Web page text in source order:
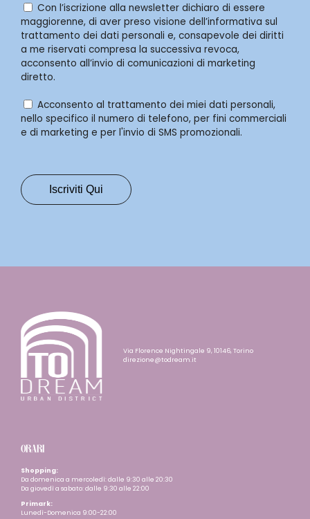
Con l’iscrizione alla newsletter dichiaro di essere
maggiorenne, di aver preso visione dell’informativa sul
trattamento dei dati personali e, consapevole dei diritti
a me riservati compresa la successiva revoca,
acconsento all’invio di comunicazioni di marketing
diretto.
Acconsento al trattamento dei miei dati personali,
nello specifico il numero di telefono, per fini commerciali
e di marketing e per l'invio di SMS promozionali.
Via Florence Nightingale 9, 10146, Torino
direzione@todream.it
ORARI
Shopping:
Da domenica a mercoledì: dalle 9:30 alle 20:30
Da giovedì a sabato: dalle 9:30 alle 22:00
Primark:
Lunedì-Domenica 9:00-22:00